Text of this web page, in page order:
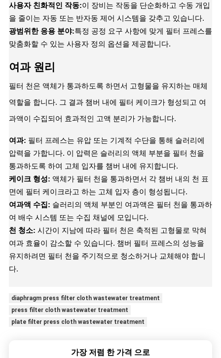
사용자 친화적인 작동:이 장비는 작동을 단순화하고 수동 개입
을 줄이는 자동 또는 반자동 제어 시스템을 갖추고 있습니다.
광범위한 응용 분야:특정 공정 요구 사항에 맞게 필터 프레스를
맞춤화할 수 있는 사용자 정의 옵션을 제공합니다.
여과 원리
필터 천은 액체가 통과하도록 하면서 고형물을 유지하는 매체
역할을 합니다. 그 결과 챔버 내에 필터 케이크가 형성되고 여
과액이 수집되어 효과적인 고액 분리가 가능합니다.
여과: 필터 프레스는 유압 또는 기계적 수단을 통해 슬러리에
압력을 가합니다. 이 압력은 슬러리의 액체 부분을 필터 천을
통과하도록 하여 고체 입자를 챔버 내에 유지합니다.
케이크 형성: 액체가 필터 천을 통과하면서 각 챔버 내의 천 표
면에 필터 케이크라고 하는 고체 입자 층이 형성됩니다.
여과액 수집: 슬러리의 액체 부분인 여과액은 필터 천을 통과하
여 배수 시스템 또는 수집 채널에 모입니다.
천 청소: 시간이 지남에 따라 필터 천은 축적된 고형물로 막혀
여과 효율이 감소할 수 있습니다. 챔버 필터 프레스의 성능을
유지하려면 필터 천을 주기적으로 청소하거나 교체해야 합니
다.
diaphragm press filter cloth wastewater treatment
press filter cloth wastewater treatment
plate filter press cloth wastewater treatment
가장 저렴 한 가격 으로